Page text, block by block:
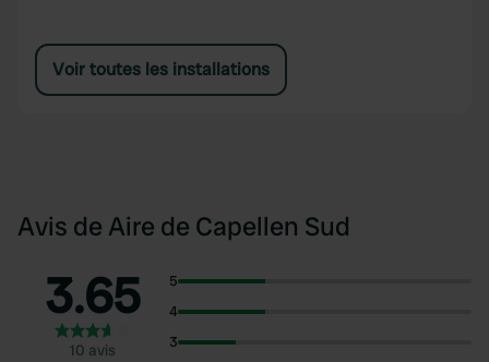
Voir toutes les installations
Avis de Aire de Capellen Sud
3.65
10 avis
5
4
3